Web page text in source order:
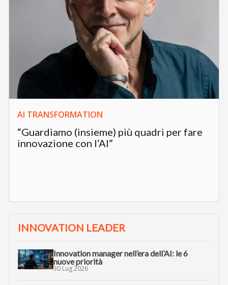
AI TRANSFORMATION
“Guardiamo (insieme) più quadri per fare
innovazione con l’AI”
INNOVATION LEADER
Innovation manager nell’era dell’AI: le 6
nuove priorità
30 Lug 2026